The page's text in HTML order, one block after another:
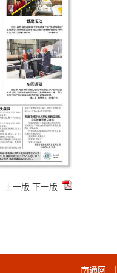
上一版 下一版
南通网 |